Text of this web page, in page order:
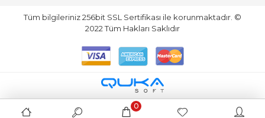
Tüm bilgileriniz 256bit SSL Sertifikası ile korunmaktadır. ©
2022Tüm Hakları Saklıdır
0